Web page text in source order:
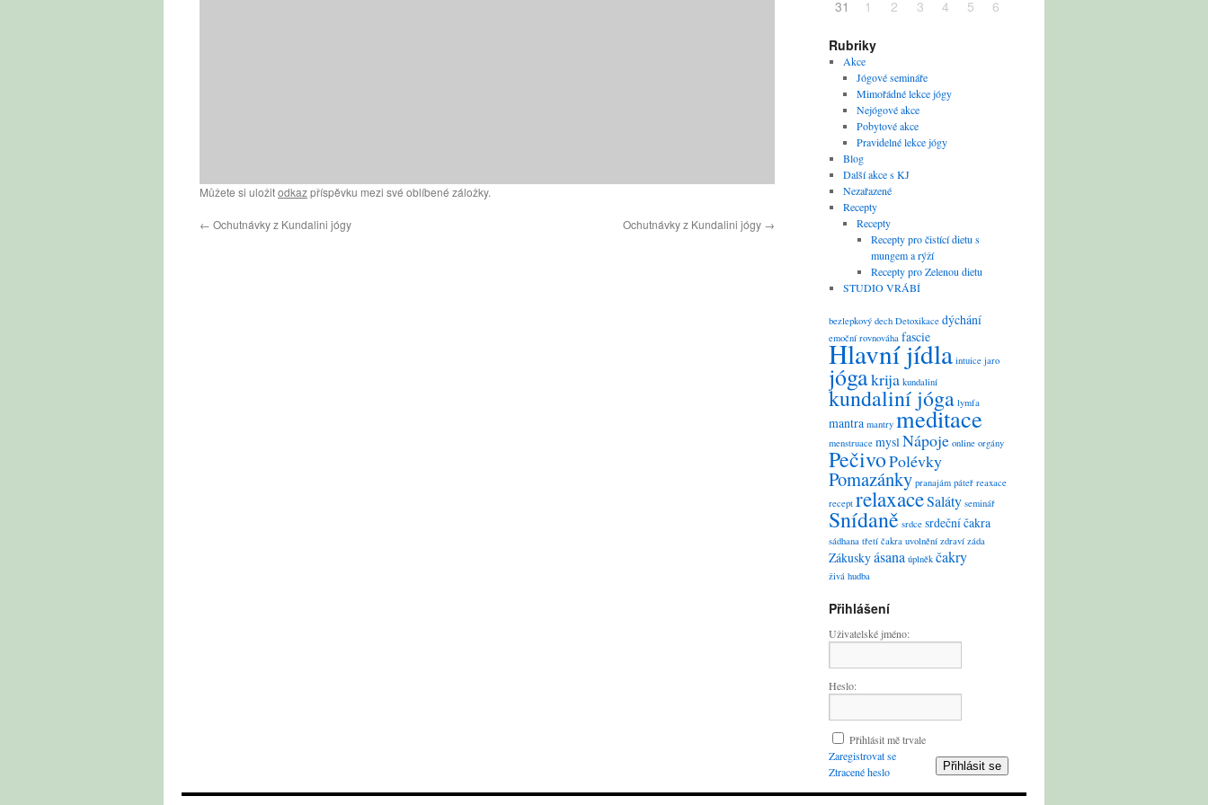
Můžete si uložitodkazpříspěvku mezi své oblíbené záložky.
← Ochutnávky z Kundalini jógy Ochutnávky z Kundalini jógy →
31
1 2 3 4 5 6
Rubriky
Akce
Jógové semináře
Mimořádné lekce jógy
Nejógové akce
Pobytové akce
Pravidelné lekce jógy
Blog
Další akce s KJ
Nezařazené
Recepty
Recepty
Recepty pro čistící dietu s
mungem a rýží
Recepty pro Zelenou dietu
STUDIO VRÁBÍ
bezlepkový dech Detoxikace dýchání
emoční rovnováha fascie
Hlavní jídla intuice jaro
jógakrija kundaliní
kundaliní jóga lymfa
mantra mantry meditace
menstruace myslNápoje online orgány
PečivoPolévky
Pomazánky pranajám páteř reaxace
recept relaxaceSaláty seminář
Snídaně srdce srdeční čakra
sádhana třetí čakra uvolnění zdraví záda
Zákuskyásana úplněk čakry
živá hudba
Přihlášení
Uživatelské jméno:
Heslo:
Přihlásit mě trvale
Přihlásit se
Zaregistrovat se
Ztracené heslo